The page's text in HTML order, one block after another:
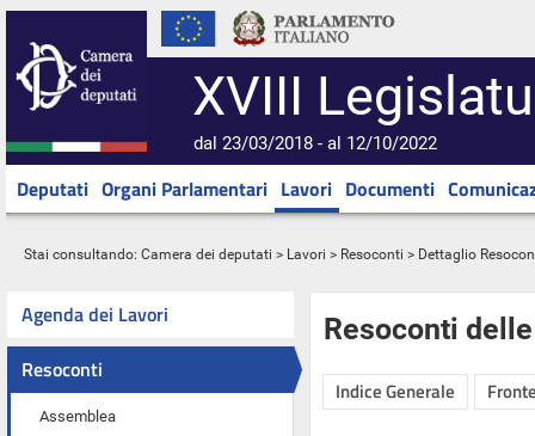
XVIII
dal 23/03/2018 - al 12/10/2022
Deputati Organi Parlamentari Lavori Documenti
Stai consultando: Camera dei deputati > Lavori > Resoconti > Dettaglio
Agenda dei Lavori
Resoconti
Assemblea
Resoconti
Indice Generale